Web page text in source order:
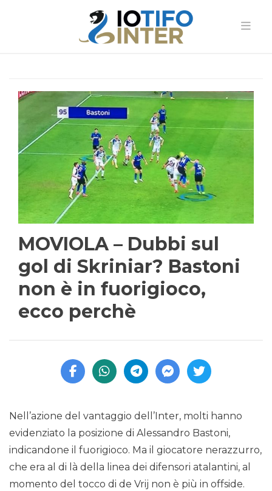
MOVIOLA – Dubbi sul
gol di Skriniar? Bastoni
non è in fuorigioco,
ecco perchè
Nell’azione del vantaggio dell’Inter, molti hanno
evidenziato la posizione di Alessandro Bastoni,
indicandone il fuorigioco. Ma il giocatore nerazzurro,
che era al di là della linea dei difensori atalantini, al
momento del tocco di de Vrij non è più in offside.